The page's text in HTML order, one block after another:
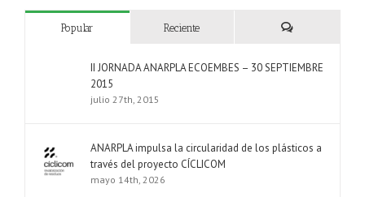
Popular Reciente
II JORNADA ANARPLA ECOEMBES – 30 SEPTIEMBRE
2015
julio 27th, 2015
ANARPLA impulsa la circularidad de los plásticos a
través del proyecto CÍCLICOM
mayo 14th, 2026